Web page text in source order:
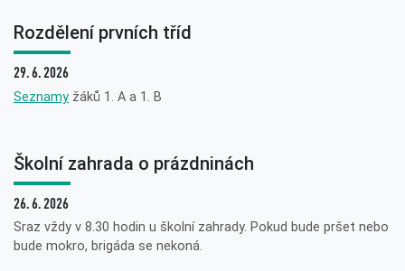
Rozdělení prvních tříd
29. 6. 2026
Seznamy žáků 1. A a 1. B
Školní zahrada o prázdninách
26. 6. 2026
Sraz vždy v 8.30 hodin u školní zahrady. Pokud bude pršet nebo
bude mokro, brigáda se nekoná.